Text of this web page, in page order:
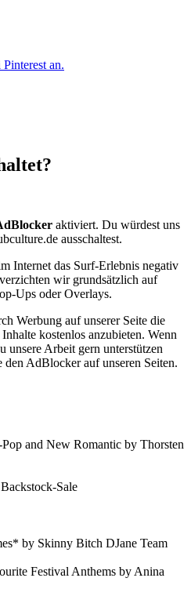
an.
aktiviert. Du würdest uns
ausschaltest.
Internet das Surf-Erlebnis negativ
wir grundsätzlich auf
Ups oder Overlays.
Werbung auf unserer Seite die
kostenlos anzubieten. Wenn
unsere Arbeit gern unterstützen
AdBlocker auf unseren Seiten.
and New Romantic by Thorsten
Sale
by Skinny Bitch DJane Team
Festival Anthems by Anina